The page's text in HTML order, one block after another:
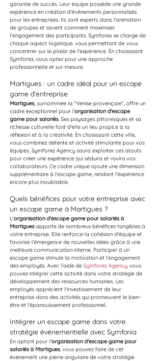
garantie de succès. Leur équipe possède une grande
expérience en création d'événements personnalisés
pour les entreprises. Ils sont experts dans l'animation
de groupes et savent comment maximiser
l'engagement des participants. Symfonia se charge de
chaque aspect logistique, vous permettant de vous
concentrer sur le plaisir de l'expérience. En choisissant
Symfonia, vous optez pour une approche
professionnelle et sur-mesure.
Martigues : un cadre idéal pour un escape
game d’entreprise
Martigues, surnommée la "Venise provençale", offre un
cadre exceptionnel pour l'organisation d'escape
game pour salariés. Ses paysages pittoresques et sa
richesse culturelle font d'elle un lieu propice à la
réflexion et à la créativité. En choisissant cette ville,
vous combinez détente et activité stimulante pour vos
équipes. Symfonia Agency saura exploiter ces atouts
pour créer une expérience qui séduira et ravira vos
collaborateurs. Ce cadre unique ajoute une dimension
supplémentaire à l'escape game, rendant l'expérience
encore plus inoubliable.
Quels bénéfices pour votre entreprise avec
un escape game à Martigues ?
L'organisation d'escape game pour salariés à
Martigues apporte de nombreux bénéfices tangibles à
votre entreprise. Elle renforce la cohésion d'équipe et
favorise l'émergence de nouvelles idées grâce à une
meilleure communication interne. Participer à un
escape game stimule la motivation et l'engagement
des employés. Avec l'aide de Symfonia Agency, vous
pouvez intégrer cette activité dans votre stratégie de
développement des ressources humaines. Les
employés apprécient l'investissement de leur
entreprise dans des activités qui promeuvent le bien-
être et l'épanouissement professionnel.
Intégrer un escape game dans votre
stratégie événementielle avec Symfonia
En optant pour l'organisation d'escape game pour
salariés à Martigues, vous pouvez faire de cet
événement une pierre angulaire de votre stratégie